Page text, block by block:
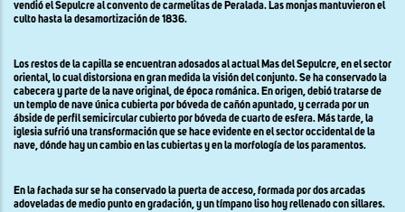
vendió el Sepulcre al convento de carmelitas de Peralada. Las monjas mantuvieron el
culto hasta la desamortización de 1836.
Los restos de la capilla se encuentran adosados al actual Mas del Sepulcre, en el sector
oriental, lo cual distorsiona en gran medida la visión del conjunto. Se ha conservado la
cabecera y parte de la nave original, de época románica. En origen, debió tratarse de
un templo de nave única cubierta por bóveda de cañón apuntado, y cerrada por un
ábside de perfil semicircular cubierto por bóveda de cuarto de esfera. Más tarde, la
iglesia sufrió una transformación que se hace evidente en el sector occidental de la
nave, dónde hay un cambio en las cubiertas y en la morfología de los paramentos.
En la fachada sur se ha conservado la puerta de acceso, formada por dos arcadas
adoveladas de medio punto en gradación, y un tímpano liso hoy rellenado con sillares.